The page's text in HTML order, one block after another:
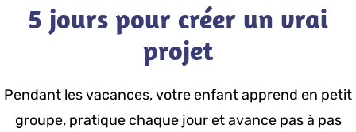
5 jours pour créer un vrai
projet
Pendant les vacances, votre enfant apprend en petit
groupe, pratique chaque jour et avance pas à pas